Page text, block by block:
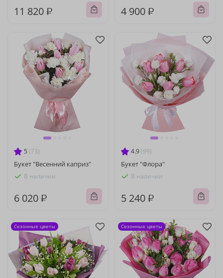
11 820 ₽ 4 900 ₽
5 (73)
Букет "Весенний каприз"
В наличии
6 020 ₽
4.9 (99)
Букет "Флора"
В наличии
5 240 ₽
Сезонные цветы Сезонные цветы